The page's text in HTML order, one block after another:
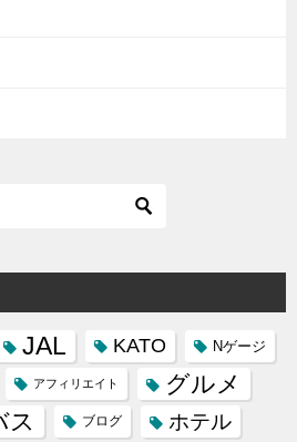
JAL KATO Nゲージ
アフィリエイト グルメ
ス ブログ ホテル